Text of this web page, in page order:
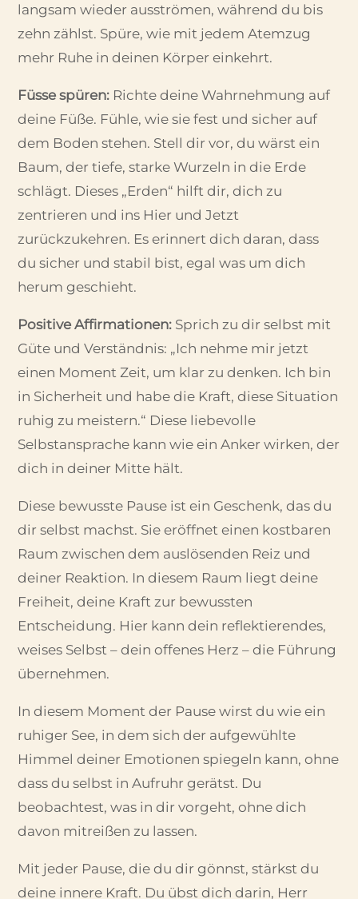
langsam wieder ausströmen, während du bis
zehn zählst. Spüre, wie mit jedem Atemzug
mehr Ruhe in deinen Körper einkehrt.
Füsse spüren: Richte deine Wahrnehmung auf
deine Füße. Fühle, wie sie fest und sicher auf
dem Boden stehen. Stell dir vor, du wärst ein
Baum, der tiefe, starke Wurzeln in die Erde
schlägt. Dieses „Erden“ hilft dir, dich zu
zentrieren und ins Hier und Jetzt
zurückzukehren. Es erinnert dich daran, dass
du sicher und stabil bist, egal was um dich
herum geschieht.
Positive Affirmationen: Sprich zu dir selbst mit
Güte und Verständnis: „Ich nehme mir jetzt
einen Moment Zeit, um klar zu denken. Ich bin
in Sicherheit und habe die Kraft, diese Situation
ruhig zu meistern.“ Diese liebevolle
Selbstansprache kann wie ein Anker wirken, der
dich in deiner Mitte hält.
Diese bewusste Pause ist ein Geschenk, das du
dir selbst machst. Sie eröffnet einen kostbaren
Raum zwischen dem auslösenden Reiz und
deiner Reaktion. In diesem Raum liegt deine
Freiheit, deine Kraft zur bewussten
Entscheidung. Hier kann dein reflektierendes,
weises Selbst – dein offenes Herz – die Führung
übernehmen.
In diesem Moment der Pause wirst du wie ein
ruhiger See, in dem sich der aufgewühlte
Himmel deiner Emotionen spiegeln kann, ohne
dass du selbst in Aufruhr gerätst. Du
beobachtest, was in dir vorgeht, ohne dich
davon mitreißen zu lassen.
Mit jeder Pause, die du dir gönnst, stärkst du
deine innere Kraft. Du übst dich darin, Herr